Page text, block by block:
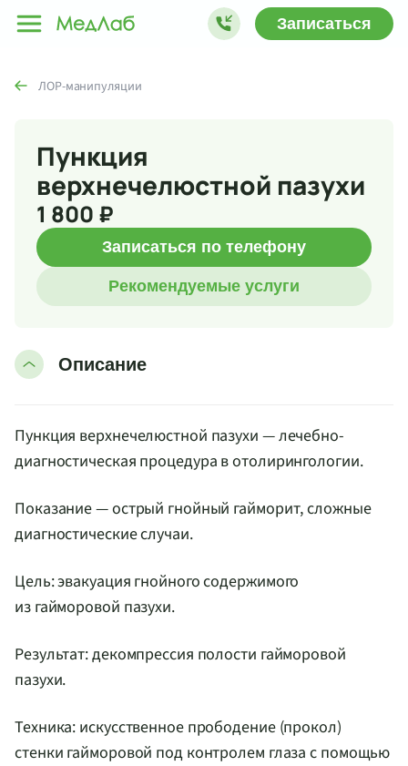
Записаться
ЛОР-манипуляции
Пункция
верхнечелюстной пазухи
1 800 ₽
Записаться по телефону
Рекомендуемые услуги
Описание
Пункция верхнечелюстной пазухи — лечебно-
диагностическая процедура в отолирингологии.
Показание — острый гнойный гайморит, сложные
диагностические случаи.
Цель: эвакуация гнойного содержимого
из гайморовой пазухи.
Результат: декомпрессия полости гайморовой
пазухи.
Техника: искусственное прободение (прокол)
стенки гайморовой под контролем глаза с помощью